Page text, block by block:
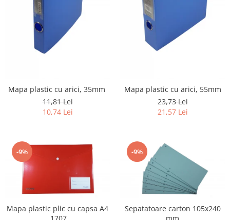
Mapa plastic cu arici, 35mm
11,81 Lei
10,74 Lei
Mapa plastic cu arici, 55mm
23,73 Lei
21,57 Lei
-9%
Mapa plastic plic cu capsa A4
-9%
Sepatatoare carton 105x240